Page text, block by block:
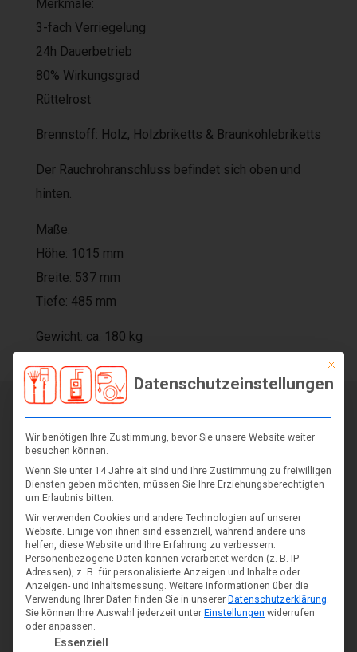
Merkmale:
3-fach Verriegelung
24h Dauerbetrieb
80% Wirkungsgrad
Rüttelrost
Brennstoff: Holz, Holzbriketts & Braunkohlebriketts
Der Rauchrohranschluss befindet sich oben und
hinten.
Maße:
Höhe: 1015 mm
Breite: 537 mm
Tiefe: 485 mm
Gewicht: ca. 180 kg
Mit
Datenschutzeinstellungen
Wir benötigen Ihre Zustimmung, bevor Sie unsere Website weiter
besuchen können.
Wenn Sie unter 14 Jahre alt sind und Ihre Zustimmung zu freiwilligen
Diensten geben möchten, müssen Sie Ihre Erziehungsberechtigten
um Erlaubnis bitten.
Wir verwenden Cookies und andere Technologien auf unserer
Website. Einige von ihnen sind essenziell, während andere uns
helfen, diese Website und Ihre Erfahrung zu verbessern.
Personenbezogene Daten können verarbeitet werden (z. B. IP-
Adressen), z. B. für personalisierte Anzeigen und Inhalte oder
Anzeigen- und Inhaltsmessung. Weitere Informationen über die
Verwendung Ihrer Daten finden Sie in unserer Datenschutzerklärung.
Sie können Ihre Auswahl jederzeit unter Einstellungen widerrufen
oder anpassen.
Es folgt eine Liste der Service-Gruppen, für die eine
Essenziell